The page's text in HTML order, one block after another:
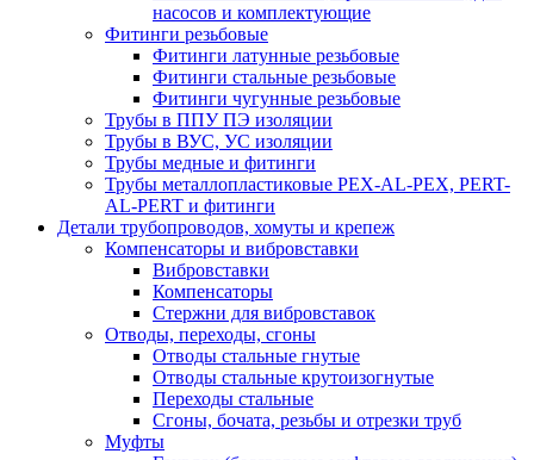
насосов и комплектующие
Фитинги резьбовые
Фитинги латунные резьбовые
Фитинги стальные резьбовые
Фитинги чугунные резьбовые
Трубы в ППУ ПЭ изоляции
Трубы в ВУС, УС изоляции
Трубы медные и фитинги
Трубы металлопластиковые PEX-AL-PEX, PERT-
AL-PERT и фитинги
Детали трубопроводов, хомуты и крепеж
Компенсаторы и вибровставки
Вибровставки
Компенсаторы
Стержни для вибровставок
Отводы, переходы, сгоны
Отводы стальные гнутые
Отводы стальные крутоизогнутые
Переходы стальные
Сгоны, бочата, резьбы и отрезки труб
Муфты